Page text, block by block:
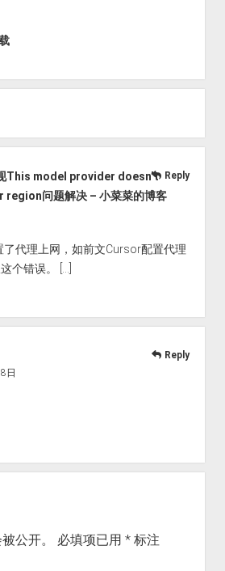
This model provider doesn’t
region问题解决 – 小菜菜的博客
了代理上网，如前文Cursor配置代理
个错误。 […]
Reply
日
Reply
公开。 必填项已用 *标注